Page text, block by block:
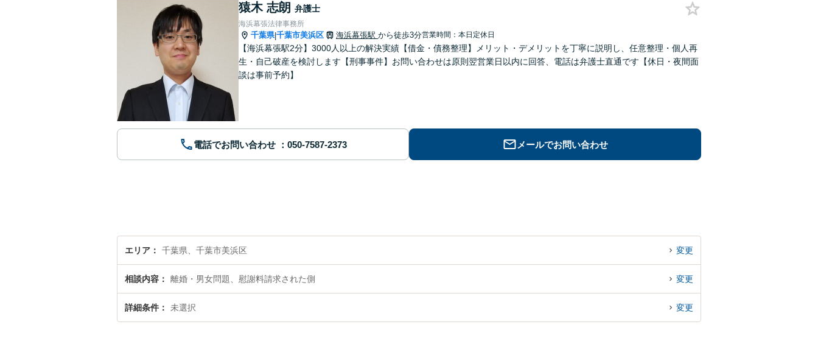
猿木 志朗 弁護士
海浜幕張法律事務所
千葉県|千葉市美浜区 海浜幕張駅 から徒歩3分営業時間：本日定休日
【海浜幕張駅2分】3000人以上の解決実績【借金・債務整理】メリット・デメリットを丁寧に説明し、任意整理・個人再
生・自己破産を検討します【刑事事件】お問い合わせは原則翌営業日以内に回答、電話は弁護士直通です【休日・夜間面
談は事前予約】
電話でお問い合わせ メールでお問い合わせ
エリア 千葉県、千葉市美浜区 変更
相談内容 離婚・男女問題、慰謝料請求された側 変更
詳細条件 未選択 変更